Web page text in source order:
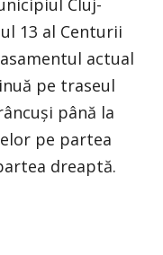
Cluj-
13 al Centurii
actual
pe traseul
până la
pe partea
dreaptă.